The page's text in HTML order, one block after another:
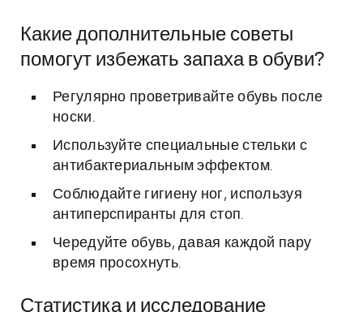
Какие дополнительные советы
помогут избежать запаха в обуви?
Регулярно проветривайте обувь после
носки.
Используйте специальные стельки с
антибактериальным эффектом.
Соблюдайте гигиену ног, используя
антиперспиранты для стоп.
Чередуйте обувь, давая каждой пару
время просохнуть.
Статистика и исследование